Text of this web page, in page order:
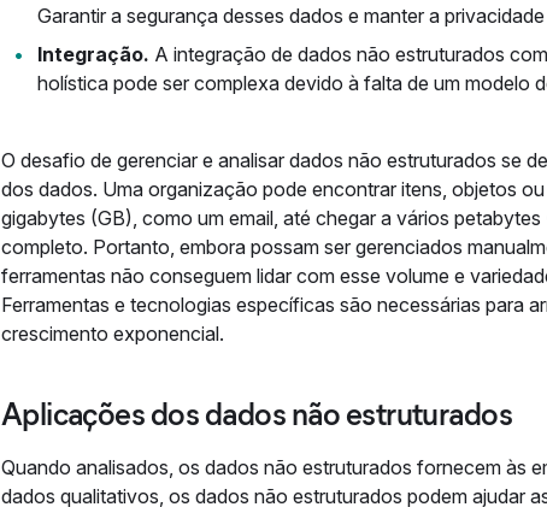
Garantir a segurança desses dados e manter a
Integração. A integração de dados não estruturados
holística pode ser complexa devido à falta de um modelo
O desafio de gerenciar e analisar dados não estruturados se
dos dados. Uma organização pode encontrar itens, objetos
gigabytes (GB), como um email, até chegar a vários
completo. Portanto, embora possam ser gerenciados
ferramentas não conseguem lidar com esse volume e
Ferramentas e tecnologias específicas são necessárias para
crescimento exponencial.
Aplicações dos dados não estruturados
Quando analisados, os dados não estruturados fornecem às
dados qualitativos, os dados não estruturados podem ajudar